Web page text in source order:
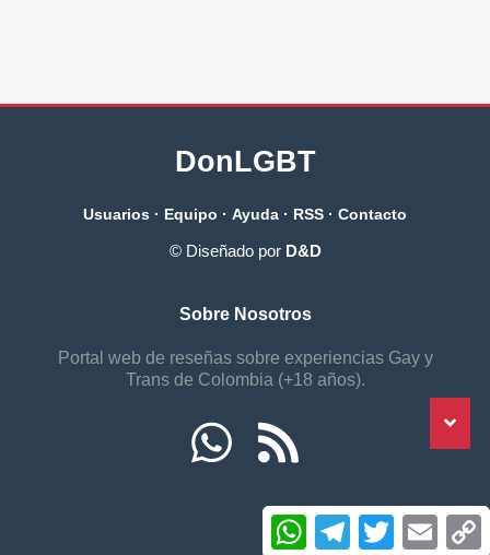
WW
DonLGBT
Usuarios · Equipo · Ayuda · RSS · Contacto
© Diseñado por D&D
Sobre Nosotros
Portal web de reseñas sobre experiencias Gay y
Trans de Colombia (+18 años).